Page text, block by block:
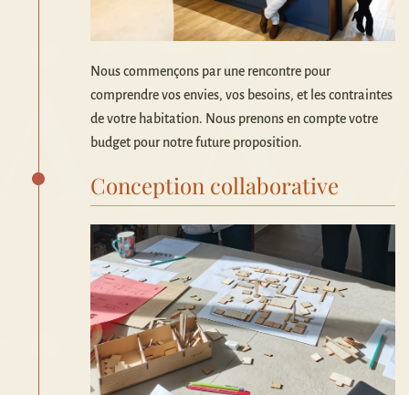
Nous commençons par une rencontre pour
comprendre vos envies, vos besoins, et les contraintes
de votre habitation. Nous prenons en compte votre
budget pour notre future proposition.
Conception collaborative